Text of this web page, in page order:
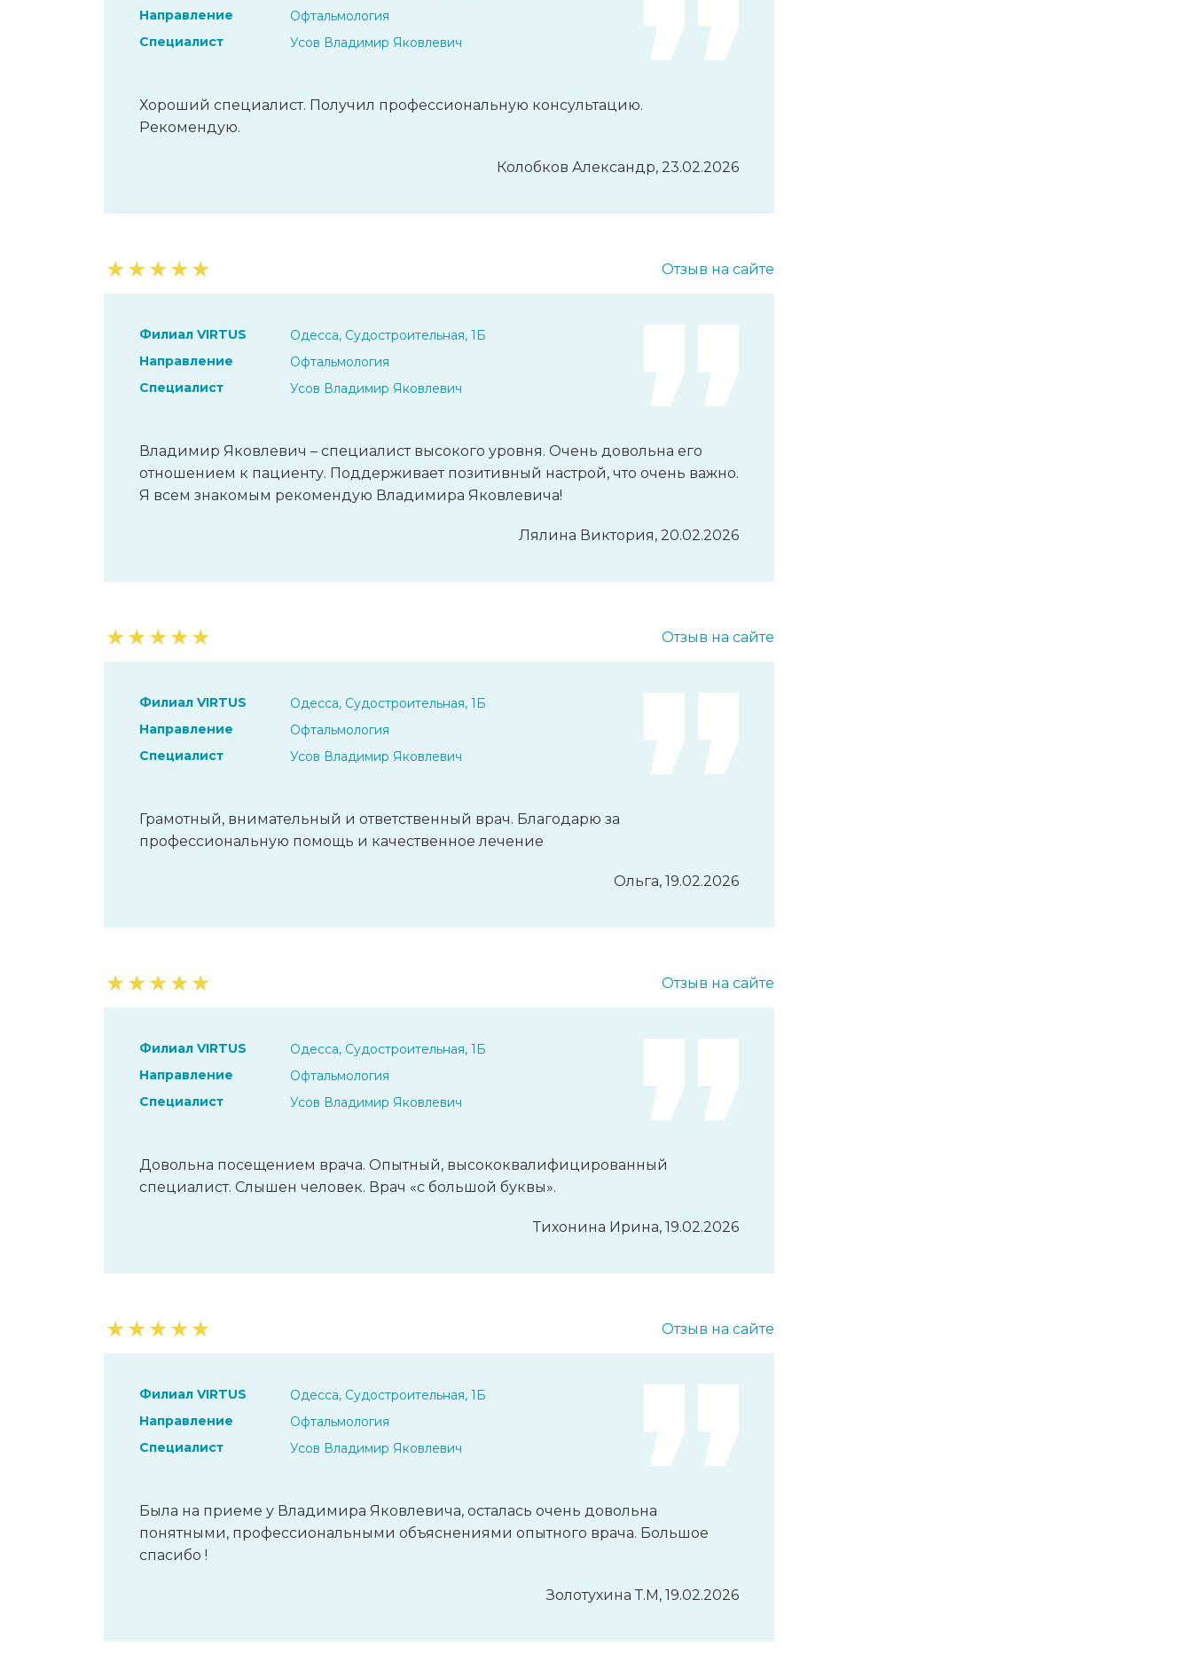
Направление
Офтальмология
Специалист
Усов Владимир Яковлевич
Хороший специалист. Получил профессиональную консультацию.
Рекомендую.
Колобков Александр, 23.02.2026
★★★★★ Отзыв на сайте
Филиал VIRTUS
Одесса, Судостроительная, 1Б
Направление
Офтальмология
Специалист
Усов Владимир Яковлевич
Владимир Яковлевич – специалист высокого уровня. Очень довольна его
отношением к пациенту. Поддерживает позитивный настрой, что очень важно.
Я всем знакомым рекомендую Владимира Яковлевича!
Лялина Виктория, 20.02.2026
★★★★★ Отзыв на сайте
Филиал VIRTUS
Одесса, Судостроительная, 1Б
Направление
Офтальмология
Специалист
Усов Владимир Яковлевич
Грамотный, внимательный и ответственный врач. Благодарю за
профессиональную помощь и качественное лечение
Ольга, 19.02.2026
★★★★★ Отзыв на сайте
Филиал VIRTUS
Одесса, Судостроительная, 1Б
Направление
Офтальмология
Специалист
Усов Владимир Яковлевич
Довольна посещением врача. Опытный, высококвалифицированный
специалист. Слышен человек. Врач «с большой буквы».
Тихонина Ирина, 19.02.2026
★★★★★ Отзыв на сайте
Филиал VIRTUS
Одесса, Судостроительная, 1Б
Направление
Офтальмология
Специалист
Усов Владимир Яковлевич
Была на приеме у Владимира Яковлевича, осталась очень довольна
понятными, профессиональными объяснениями опытного врача. Большое
спасибо !
Золотухина Т.М, 19.02.2026